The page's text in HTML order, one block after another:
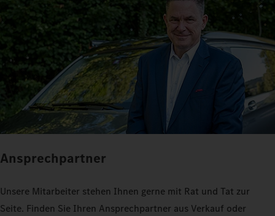
Ansprechpartner
Unsere Mitarbeiter stehen Ihnen gerne mit Rat und Tat zur
Seite. Finden Sie Ihren Ansprechpartner aus Verkauf oder